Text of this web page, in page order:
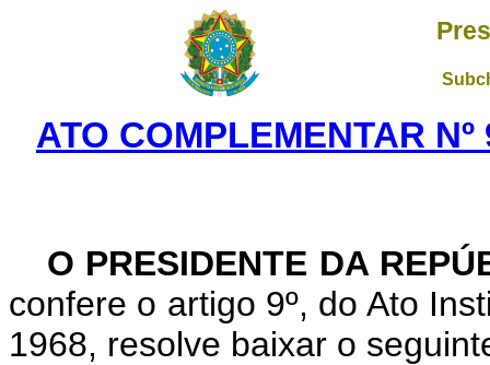
ATO COMPLEMENTAR
O PRESIDENTE DA
confere o artigo 9º, do Ato
1968, resolve baixar o